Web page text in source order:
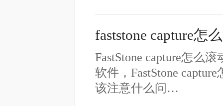
faststone capture怎
FastStone capture怎么
软件，FastStone
该注意什么问…